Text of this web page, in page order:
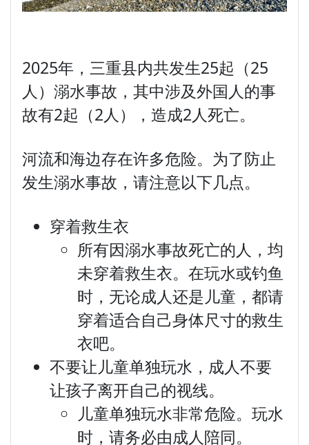
2025年，三重县内共发生25起（25
人）溺水事故，其中涉及外国人的事
故有2起（2人），造成2人死亡。
河流和海边存在许多危险。为了防止
发生溺水事故，请注意以下几点。
穿着救生衣
所有因溺水事故死亡的人，均
未穿着救生衣。在玩水或钓鱼
时，无论成人还是儿童，都请
穿着适合自己身体尺寸的救生
衣吧。
不要让儿童单独玩水，成人不要
让孩子离开自己的视线。
儿童单独玩水非常危险。玩水
时，请务必由成人陪同。